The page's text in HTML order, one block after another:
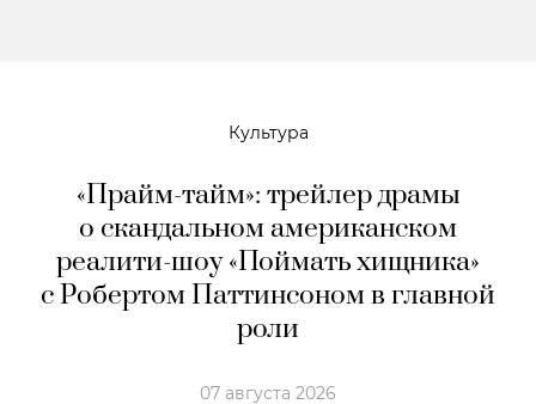
Культура
«Прайм-тайм»: трейлер драмы
о скандальном американском
реалити-шоу «Поймать хищника»
с Робертом Паттинсоном в главной
роли
07 августа 2026